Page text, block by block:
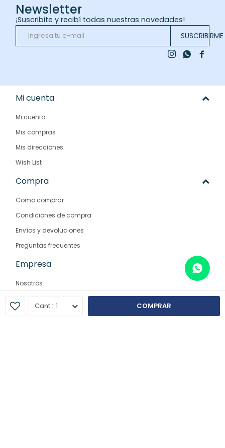
1 COMPRAR
Newsletter
¡Suscribite y recibí todas nuestras novedades!
SUSCRIBIRME

 
Mi cuenta
Mi cuenta
Mis compras
Mis direcciones
Wish List
Compra
Como comprar
Condiciones de compra
Envíos y devoluciones
Preguntas frecuentes
Empresa
Nosotros